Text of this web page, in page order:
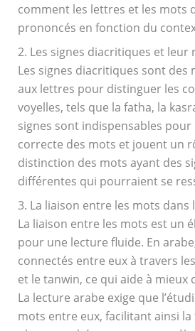
comment les lettres et les mots
prononcés en fonction du
2. Les signes diacritiques et leur
Les signes diacritiques sont des
aux lettres pour distinguer les
voyelles, tels que la fatha, la
signes sont indispensables
correcte des mots et jouent un
distinction des mots ayant des
différentes qui pourraient se
3. La liaison entre les mots dans
La liaison entre les mots est un
pour une lecture fluide. En
connectés entre eux à travers
et le tanwin, ce qui aide à mieux
La lecture arabe exige que
mots entre eux, facilitant ainsi